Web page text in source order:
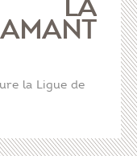
la Ligue de